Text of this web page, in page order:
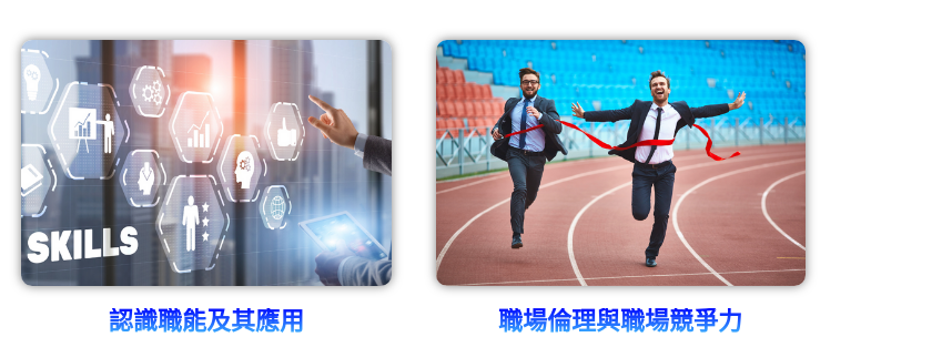
認識職能及其應用 職場倫理與職場競爭力